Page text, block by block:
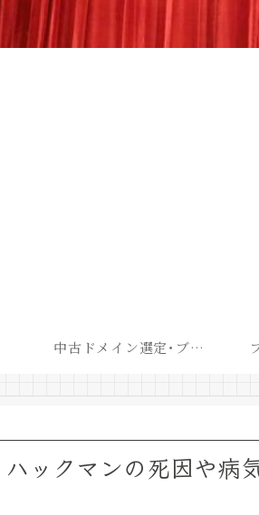
中古ドメイン選定･ブログ開設後最短での収益化戦略
ハックマンの死因や病